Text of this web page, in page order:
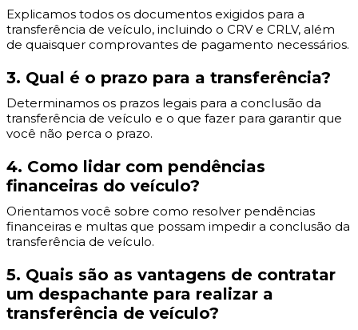
Explicamos todos os documentos exigidos para a
transferência de veículo, incluindo o CRV e CRLV, além
de quaisquer comprovantes de pagamento necessários.
3. Qual é o prazo para a transferência?
Determinamos os prazos legais para a conclusão da
transferência de veículo e o que fazer para garantir que
você não perca o prazo.
4. Como lidar com pendências
financeiras do veículo?
Orientamos você sobre como resolver pendências
financeiras e multas que possam impedir a conclusão da
transferência de veículo.
5. Quais são as vantagens de contratar
um despachante para realizar a
transferência de veículo?